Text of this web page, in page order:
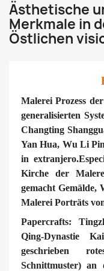
Ästhetische
Merkmale in
Östlichen
Malerei Prozess
generalisierten
Changting
Yan Hua, Wu Li
in
Kirche der
gemacht Gemälde,
Malerei Porträts
Papercrafts:
Qing-Dynastie
geschrieben
Schnittmuster)